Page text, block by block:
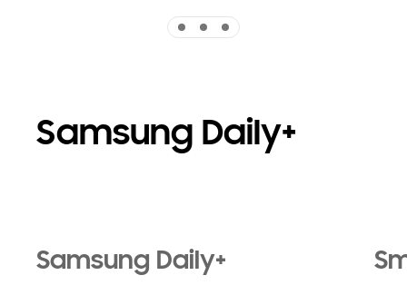
Samsung Daily+
Samsung Daily+